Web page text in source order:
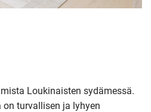
Loukinaisten sydämessä.
on turvallisen ja lyhyen